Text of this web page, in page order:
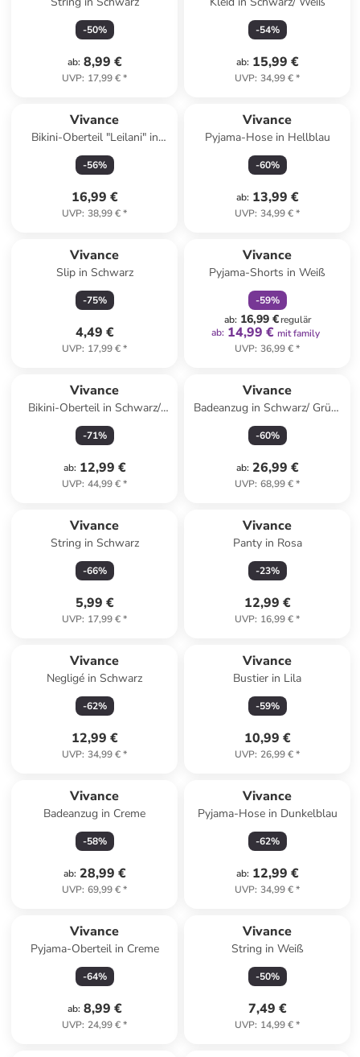
-50%
ab: 8,99 €
UVP: 17,99 €*
-54%
ab: 15,99 €
UVP: 34,99 €*
Vivance
Bikini-Oberteil "Leilani" in
Pink/ Blau
-56%
16,99 €
UVP: 38,99 €*
Vivance
Pyjama-Hose in Hellblau
-60%
ab: 13,99 €
UVP: 34,99 €*
Vivance
Slip in Schwarz
-75%
4,49 €
UVP: 17,99 €*
Vivance
Pyjama-Shorts in Weiß
-59%
ab: 16,99 €regulär
ab: 14,99 € mit family
UVP: 36,99 €*
Vivance
Bikini-Oberteil in Schwarz/
Pink/ Grün
-71%
ab: 12,99 €
UVP: 44,99 €*
Vivance
Badeanzug in Schwarz/ Grün/
Pink
-60%
ab: 26,99 €
UVP: 68,99 €*
Vivance
String in Schwarz
-66%
5,99 €
UVP: 17,99 €*
Vivance
Panty in Rosa
-23%
12,99 €
UVP: 16,99 €*
Vivance
Negligé in Schwarz
-62%
12,99 €
UVP: 34,99 €*
Vivance
Bustier in Lila
-59%
10,99 €
UVP: 26,99 €*
Vivance
Badeanzug in Creme
-58%
ab: 28,99 €
UVP: 69,99 €*
Vivance
Pyjama-Hose in Dunkelblau
-62%
ab: 12,99 €
UVP: 34,99 €*
Vivance
Pyjama-Oberteil in Creme
-64%
ab: 8,99 €
UVP: 24,99 €*
Vivance
String in Weiß
-50%
7,49 €
UVP: 14,99 €*